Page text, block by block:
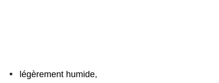
légèrement humide,